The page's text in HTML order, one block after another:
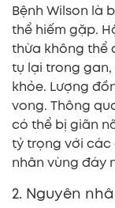
Bệnh Wilson là
thể hiếm gặp.
thừa không thể
tụ lại trong
khỏe. Lượng
vong. Thông
có thể bị giãn
tỷ trọng với
nhân vùng đáy
2. Nguyên